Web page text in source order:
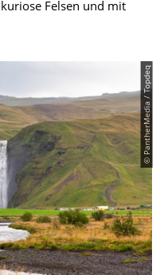
Felsen und mit
© PantherMedia / Topdeq